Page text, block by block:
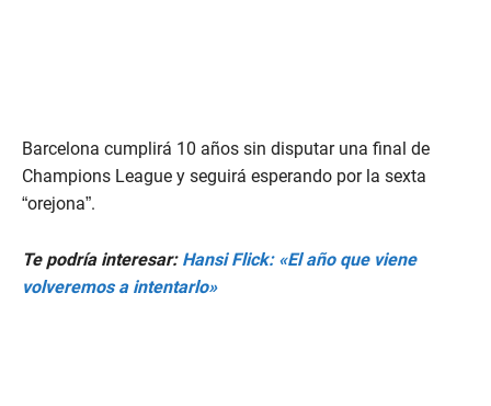
Barcelona cumplirá 10 años sin disputar una final de
Champions League y seguirá esperando por la sexta
“orejona”.
Te podría interesar: Hansi Flick: «El año que viene
volveremos a intentarlo»